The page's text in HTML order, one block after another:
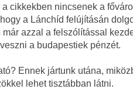
cikkekben nincsenek a
a Lánchíd felújításán
azzal a felszólítással
a budapestiek pénzét.
Ennek jártunk utána,
lehet tisztábban látni.